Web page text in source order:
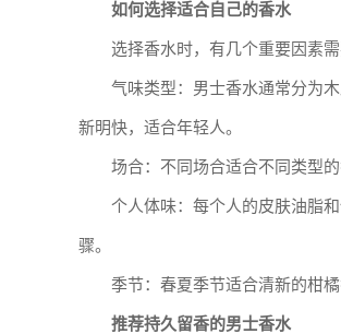
如何选择适合自己的香水
选择香水时，有几个重要因素
气味类型：男士香水通常分为
新明快，适合年轻人。
场合：不同场合适合不同类型
个人体味：每个人的皮肤油脂
骤。
季节：春夏季节适合清新的柑
推荐持久留香的男士香水